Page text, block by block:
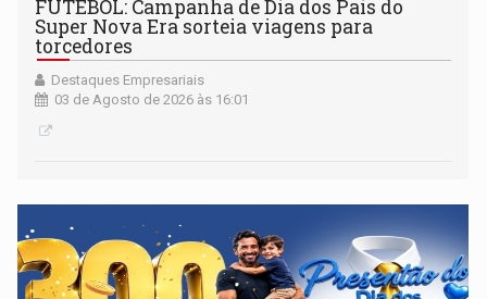
FUTEBOL: Campanha de Dia dos Pais do
Super Nova Era sorteia viagens para
torcedores
Destaques Empresariais
03 de Agosto de 2026 às 16:01